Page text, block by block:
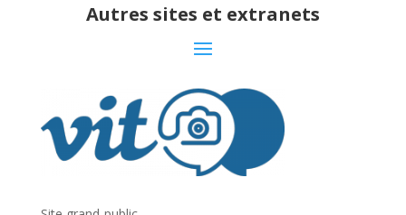
Autres sites et extranets